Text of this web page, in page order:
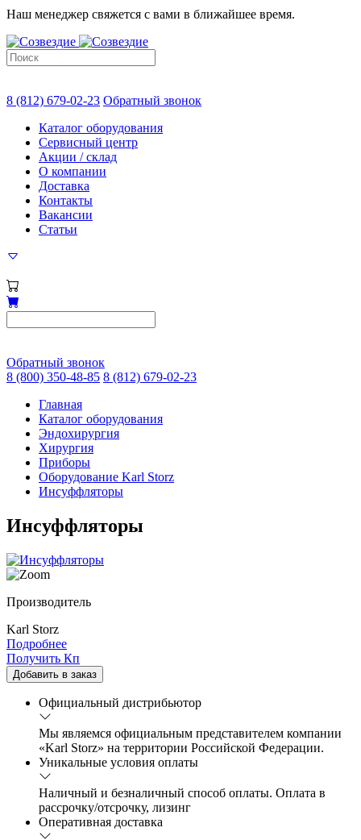
Наш менеджер свяжется с вами в ближайшее время.
8 (812) 679-02-23 Обратный звонок
Каталог оборудования
Сервисный центр
Акции / склад
О компании
Доставка
Контакты
Вакансии
Статьи
Обратный звонок
8 (800) 350-48-85 8 (812) 679-02-23
Главная
Каталог оборудования
Эндохирургия
Хирургия
Приборы
Оборудование Karl Storz
Инсуффляторы
Инсуффляторы
Производитель
Karl Storz
Подробнее
Получить Кп
Добавить в заказ
Официальный дистрибьютор
Мы являемся официальным представителем компании
«Karl Storz» на территории Российской Федерации.
Уникальные условия оплаты
Наличный и безналичный способ оплаты. Оплата в
рассрочку/отсрочку, лизинг
Оперативная доставка